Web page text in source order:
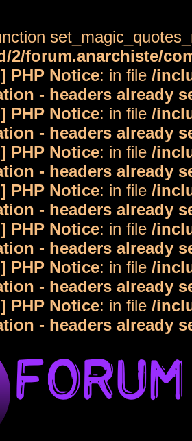
2/forum.anarchiste/
PHP Notice: in file /
- headers already
PHP Notice: in file /
- headers already
PHP Notice: in file /
- headers already
PHP Notice: in file /
- headers already
PHP Notice: in file /
- headers already
PHP Notice: in file /
- headers already
PHP Notice: in file /
- headers already